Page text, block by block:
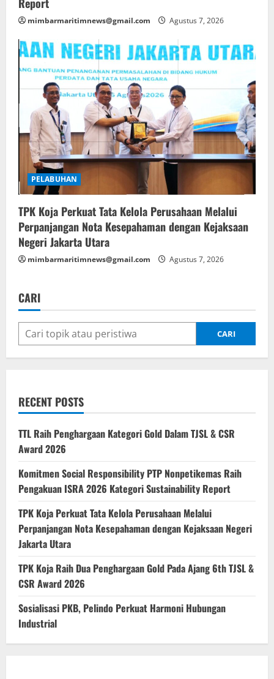
Report
mimbarmaritimnews@gmail.com Agustus 7, 2026
PELABUHAN
TPK Koja Perkuat Tata Kelola Perusahaan Melalui
Perpanjangan Nota Kesepahaman dengan Kejaksaan
Negeri Jakarta Utara
mimbarmaritimnews@gmail.com Agustus 7, 2026
CARI
CARI
RECENT POSTS
TTL Raih Penghargaan Kategori Gold Dalam TJSL & CSR
Award 2026
Komitmen Social Responsibility PTP Nonpetikemas Raih
Pengakuan ISRA 2026 Kategori Sustainability Report
TPK Koja Perkuat Tata Kelola Perusahaan Melalui
Perpanjangan Nota Kesepahaman dengan Kejaksaan Negeri
Jakarta Utara
TPK Koja Raih Dua Penghargaan Gold Pada Ajang 6th TJSL &
CSR Award 2026
Sosialisasi PKB, Pelindo Perkuat Harmoni Hubungan
Industrial